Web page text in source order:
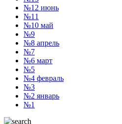
№12 июнь
№11
№10 май
№9
№8 апрель
№7
№6 март
№5
№4 февраль
№3
№2 январь
№1